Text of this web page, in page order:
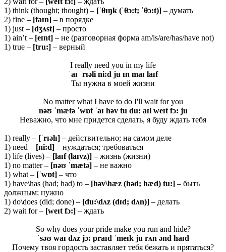
1) think (thought; thought) – [ˈθɪŋk (ˈθɔ:t; ˈθɔ:t)] – думать
2) fine – [faɪn] – в порядке
1) just – [dʒʌst] – просто
1) ain’t – [eɪnt] – не (разговорная форма am/is/are/has/have not)
1) true – [tru:] – верный
I really need you in my life
ˈaɪ ˈrɪəli ni:d ju ɪn maɪ laɪf
Ты нужна в моей жизни
No matter what I have to do I'll wait for you
nəʊ ˈmætə ˈwɒt ˈaɪ həv tu du: aɪl weɪt fɔ: ju
Неважно, что мне придется сделать, я буду ждать тебя
1) really – [ˈrɪəlɪ] – действительно; на самом деле
1) need – [ni:d] – нуждаться; требоваться
1) life (lives) – [laɪf (laɪvz)] – жизнь (жизни)
1) no matter – [nəʊ ˈmætə] – не важно
1) what – [ˈwɒt] – что
1) have\has (had; had) to – [həv\hæz (həd; hæd) tu:] – быть
должным; нужно
1) do\does (did; done) – [du:\dʌz (dɪd; dʌn)] – делать
2) wait for – [weɪt fɔ:] – ждать
So why does your pride make you run and hide?
ˈsəʊ waɪ dʌz jɔ: praɪd ˈmeɪk ju rʌn ənd haɪd
Почему твоя гордость заставляет тебя бежать и прятаться?